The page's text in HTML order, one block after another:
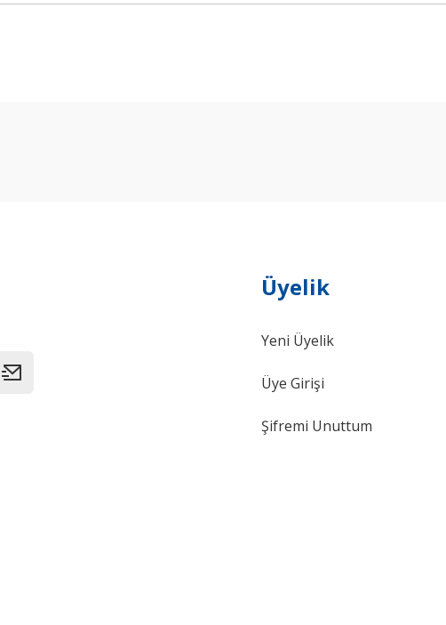
Üyelik
Yeni Üyelik
Üye Girişi
Şifremi Unuttum